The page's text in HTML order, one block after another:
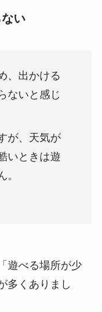
い
、出かける
ないと感じ
が、天気が
いときは遊
。
遊べる場所が少
多くありまし